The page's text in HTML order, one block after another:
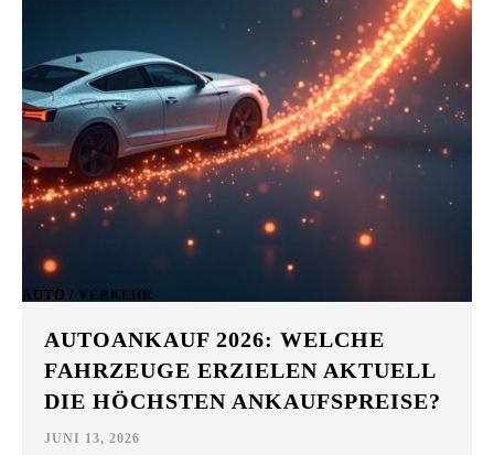
AUTO / VERKEHR
AUTOANKAUF 2026: WELCHE
FAHRZEUGE ERZIELEN AKTUELL
DIE HÖCHSTEN ANKAUFSPREISE?
JUNI 13, 2026